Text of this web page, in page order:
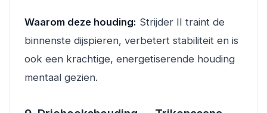
Waarom deze houding: Strijder II traint de
binnenste dijspieren, verbetert stabiliteit en is
ook een krachtige, energetiserende houding
mentaal gezien.